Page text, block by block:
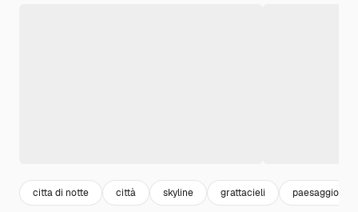
citta di notte città skyline grattacieli paesaggio